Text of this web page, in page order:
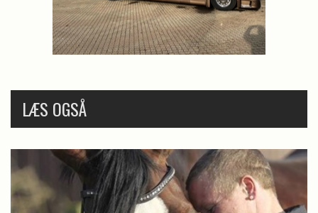
LÆS OGSÅ